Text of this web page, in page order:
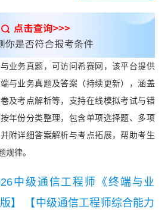
业务真题，可访问希赛网，该平台提供
与业务真题及答案（持续更新），涵盖
及考点解析等，支持在线模拟考试与错
年份分类整理，包含单项选择题、多项
附详细答案解析与考点拓展，帮助考生
规律。
中级通信工程师《终端与业
】
【中级通信工程师综合能力